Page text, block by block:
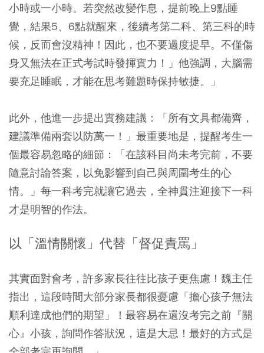
小時或一小時。若突然改變作息，提前晚上9點睡
覺，結果5、6點就醒來，後續考第二科、第三科的時
候，反而會沒精神！因此，也不要過度提早。不僅傷
身又無法在正式考試時發揮實力！」他強調，大腦需
要充足睡眠，才能在思考難題時保持敏捷。」
此外，他進一步提出實務建議：「所有文具都備齊，
建議準備兩套以防萬一！」最重要地是，提醒考生一
個最容易忽略的細節：「在該科目尚未考完前，不要
隨意討論答案，以免影響到自己與周圍考生的心
情。」每一科考完就讓它過去，全神貫注迎接下一科
才是明智的作法。
以「溫情關懷」代替「督促責罵」
其實面對會考，許多家長往往比孩子更焦慮！魏主任
指出，這段時間大部分家長都很憂慮「擔心孩子無法
順利達成他們的期望」！最容易在還沒考完之前『關
心』小孩，詢問作答狀況，這是大忌！最好的方式是